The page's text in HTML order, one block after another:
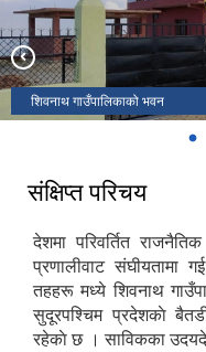
शिवनाथ गाउँपालिकाको भवन
शिवनाथ मन्दिर
संक्षिप्त परिचय
देशमा परिवर्तित
प्रणालीवाट
तहहरू मध्ये शिवनाथ
सुदूरपश्चिम प्रदेशकाे
रहेकाे छ । साविकका